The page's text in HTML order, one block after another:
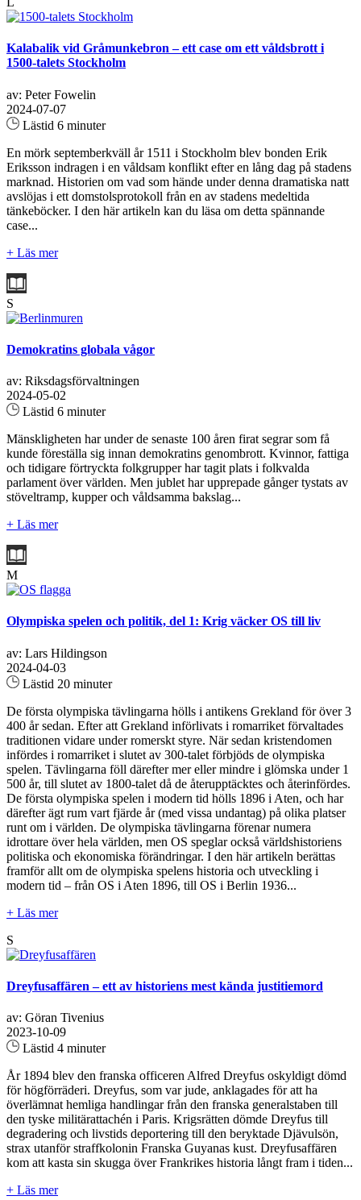
Kalabalik vid Gråmunkebron – ett case om ett våldsbrott i
1500-talets Stockholm
av: Peter Fowelin
2024-07-07
Lästid 6 minuter
En mörk septemberkväll år 1511 i Stockholm blev bonden Erik
Eriksson indragen i en våldsam konflikt efter en lång dag på stadens
marknad. Historien om vad som hände under denna dramatiska natt
avslöjas i ett domstolsprotokoll från en av stadens medeltida
tänkeböcker. I den här artikeln kan du läsa om detta spännande
case...
+ Läs mer
S
Demokratins globala vågor
av: Riksdagsförvaltningen
2024-05-02
Lästid 6 minuter
Mänskligheten har under de senaste 100 åren firat segrar som få
kunde föreställa sig innan demokratins genombrott. Kvinnor, fattiga
och tidigare förtryckta folkgrupper har tagit plats i folkvalda
parlament över världen. Men jublet har upprepade gånger tystats av
stöveltramp, kupper och våldsamma bakslag...
+ Läs mer
M
Olympiska spelen och politik, del 1: Krig väcker OS till liv
av: Lars Hildingson
2024-04-03
Lästid 20 minuter
De första olympiska tävlingarna hölls i antikens Grekland för över 3
400 år sedan. Efter att Grekland införlivats i romarriket förvaltades
traditionen vidare under romerskt styre. När sedan kristendomen
infördes i romarriket i slutet av 300-talet förbjöds de olympiska
spelen. Tävlingarna föll därefter mer eller mindre i glömska under 1
500 år, till slutet av 1800-talet då de återupptäcktes och återinfördes.
De första olympiska spelen i modern tid hölls 1896 i Aten, och har
därefter ägt rum vart fjärde år (med vissa undantag) på olika platser
runt om i världen. De olympiska tävlingarna förenar numera
idrottare över hela världen, men OS speglar också världshistoriens
politiska och ekonomiska förändringar. I den här artikeln berättas
framför allt om de olympiska spelens historia och utveckling i
modern tid – från OS i Aten 1896, till OS i Berlin 1936...
+ Läs mer
S
Dreyfusaffären – ett av historiens mest kända justitiemord
av: Göran Tivenius
2023-10-09
Lästid 4 minuter
År 1894 blev den franska officeren Alfred Dreyfus oskyldigt dömd
för högförräderi. Dreyfus, som var jude, anklagades för att ha
överlämnat hemliga handlingar från den franska generalstaben till
den tyske militärattachén i Paris. Krigsrätten dömde Dreyfus till
degradering och livstids deportering till den beryktade Djävulsön,
strax utanför straffkolonin Franska Guyanas kust. Dreyfusaffären
kom att kasta sin skugga över Frankrikes historia långt fram i tiden...
+ Läs mer